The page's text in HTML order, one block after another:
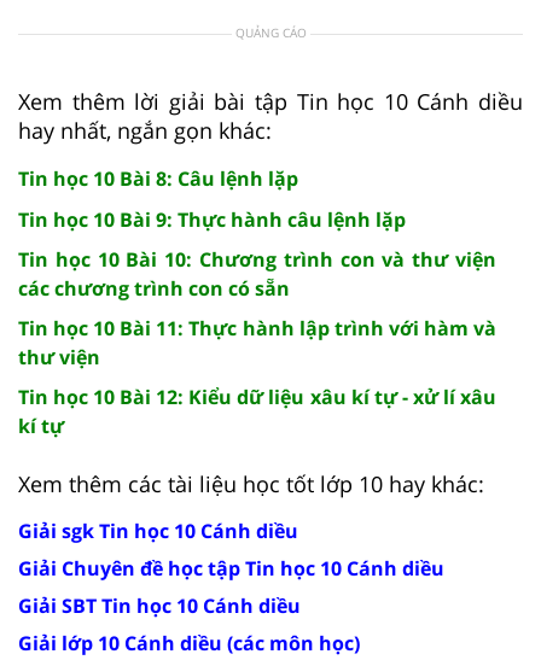
QUẢNG CÁO
Xem thêm lời giải bài tập Tin học 10 Cánh diều
hay nhất, ngắn gọn khác:
Tin học 10 Bài 8: Câu lệnh lặp
Tin học 10 Bài 9: Thực hành câu lệnh lặp
Tin học 10 Bài 10: Chương trình con và thư viện
các chương trình con có sẵn
Tin học 10 Bài 11: Thực hành lập trình với hàm và
thư viện
Tin học 10 Bài 12: Kiểu dữ liệu xâu kí tự - xử lí xâu
kí tự
Xem thêm các tài liệu học tốt lớp 10 hay khác:
Giải sgk Tin học 10 Cánh diều
Giải Chuyên đề học tập Tin học 10 Cánh diều
Giải SBT Tin học 10 Cánh diều
Giải lớp 10 Cánh diều (các môn học)